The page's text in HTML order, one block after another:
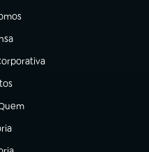
aba)
nova aba)
aba)
nova aba)
aba)
nova aba)